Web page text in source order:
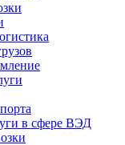
в сфере ВЭД